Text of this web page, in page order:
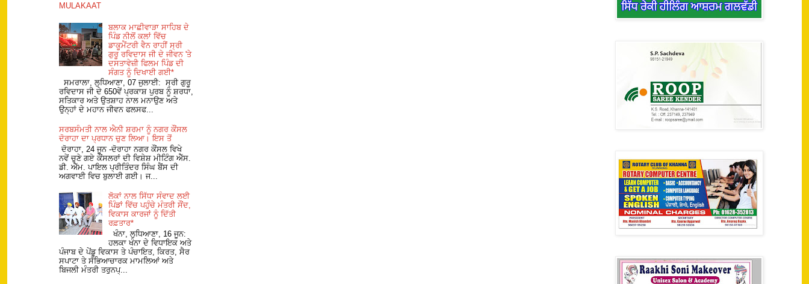
MULAKAAT
ਬਲਾਕ ਮਾਛੀਵਾੜਾ ਸਾਹਿਬ ਦੇ
ਪਿੰਡ ਨੀਲੋਂ ਕਲਾਂ ਵਿੱਚ
ਡਾਕੂਮੈਂਟਰੀ ਵੈਨ ਰਾਹੀਂ ਸ੍ਰੀ
ਗੁਰੂ ਰਵਿਦਾਸ ਜੀ ਦੇ ਜੀਵਨ 'ਤੇ
ਦਸਤਾਵੇਜ਼ੀ ਫਿਲਮ ਪਿੰਡ ਦੀ
ਸੰਗਤ ਨੂੰ ਦਿਖਾਈ ਗਈ*
ਸਮਰਾਲਾ, ਲੁਧਿਆਣਾ, 07 ਜੁਲਾਈ: ਸ੍ਰੀ ਗੁਰੂ
ਰਵਿਦਾਸ ਜੀ ਦੇ 650ਵੇਂ ਪ੍ਰਕਾਸ਼ ਪੁਰਬ ਨੂੰ ਸ਼ਰਧਾ,
ਸਤਿਕਾਰ ਅਤੇ ਉਤਸ਼ਾਹ ਨਾਲ ਮਨਾਉਣ ਅਤੇ
ਉਨ੍ਹਾਂ ਦੇ ਮਹਾਨ ਜੀਵਨ ਫਲਸਫ...
ਸਰਬਸੰਮਤੀ ਨਾਲ ਐਨੀ ਸ਼ਰਮਾ ਨੂੰ ਨਗਰ ਕੌਂਸਲ
ਦੋਰਾਹਾ ਦਾ ਪ੍ਰਧਾਨ ਚੁਣ ਲਿਆ। ਇਸ ਤੋਂ
ਦੋਰਾਹਾ, 24 ਜੂਨ -ਦੋਰਾਹਾ ਨਗਰ ਕੌਂਸਲ ਵਿਖੇ
ਨਵੇਂ ਚੁਣੇ ਗਏ ਕੌਂਸਲਰਾਂ ਦੀ ਵਿਸ਼ੇਸ਼ ਮੀਟਿੰਗ ਐੱਸ.
ਡੀ. ਐੱਮ. ਪਾਇਲ ਪ੍ਰੀਤਿੰਦਰ ਸਿੰਘ ਬੈਂਸ ਦੀ
ਅਗਵਾਈ ਵਿਚ ਬੁਲਾਈ ਗਈ। ਜ...
ਲੋਕਾਂ ਨਾਲ ਸਿੱਧਾ ਸੰਵਾਦ ਲਈ
ਪਿੰਡਾਂ ਵਿੱਚ ਪਹੁੰਚੇ ਮੰਤਰੀ ਸੌਂਦ,
ਵਿਕਾਸ ਕਾਰਜਾਂ ਨੂੰ ਦਿੱਤੀ
ਰਫ਼ਤਾਰ*
ਖੰਨਾ, ਲੁਧਿਆਣਾ, 16 ਜੂਨ:
ਹਲਕਾ ਖੰਨਾ ਦੇ ਵਿਧਾਇਕ ਅਤੇ
ਪੰਜਾਬ ਦੇ ਪੇਂਡੂ ਵਿਕਾਸ ਤੇ ਪੰਚਾਇਤ, ਕਿਰਤ, ਸੈਰ
ਸਪਾਟਾ ਤੇ ਸੱਭਿਆਚਾਰਕ ਮਾਮਲਿਆਂ ਅਤੇ
ਬਿਜਲੀ ਮੰਤਰੀ ਤਰੁਨਪ੍...